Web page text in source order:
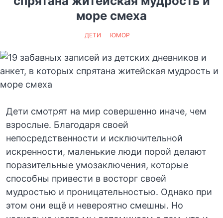
море смеха
ДЕТИ ЮМОР
Дети смотрят на мир совершенно иначе, чем
взрослые. Благодаря своей
непосредственности и исключительной
искренности, маленькие люди порой делают
поразительные умозаключения, которые
способны привести в восторг своей
мудростью и проницательностью. Однако при
этом они ещё и невероятно смешны. Но